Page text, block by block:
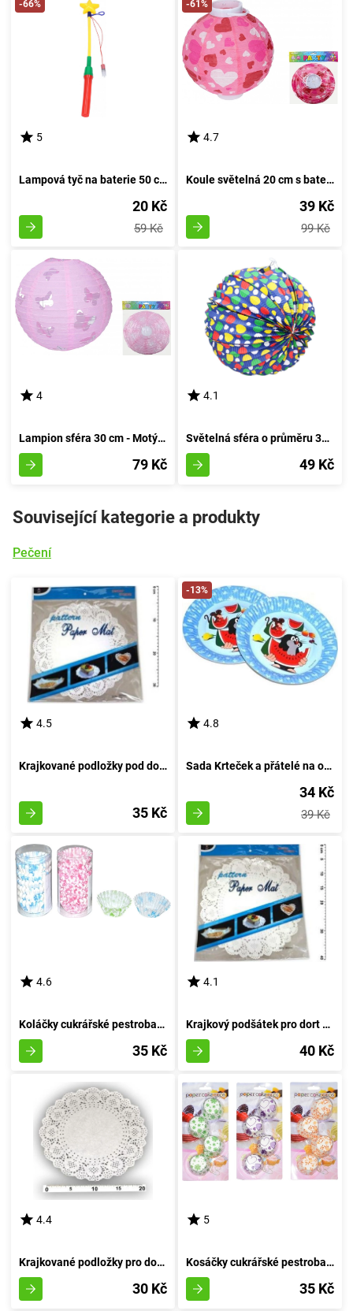
-66%
5
Lampová tyč na baterie 50 cm s pulzujícím osvětlením
20 Kč
59 Kč
-61%
4.7
Koule světelná 20 cm s bateriemi
39 Kč
99 Kč
4
Lampion sféra 30 cm - Motýlík
79 Kč
4.1
Světelná sféra o průměru 30 cm, 5 designů
49 Kč
Související kategorie a produkty
Pečení
4.5
Krajkované podložky pod dort o průměru 29 cm, balení 8 kusů
35 Kč
-13%
4.8
Sada Krteček a přátelé na oslavu 6 kusů, průměr 18 cm
34 Kč
39 Kč
4.6
Koláčky cukrářské pestrobarevné 6 cm (pr.3 cm, v.1,5 cm) - 200 kousků
35 Kč
4.1
Krajkový podšátek pro dort 36cm 8 kusů
40 Kč
4.4
Krajkované podložky pro dorty 24 cm 8 kusů
30 Kč
5
Kosáčky cukrářské pestrobarevné 8 centimetrů (průměr 4 centimetry, výška 2 centimetry) - balení 100 kusů
35 Kč